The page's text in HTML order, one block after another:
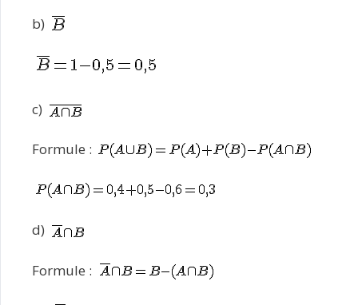
b)
c)
Formule :
d)
Formule :